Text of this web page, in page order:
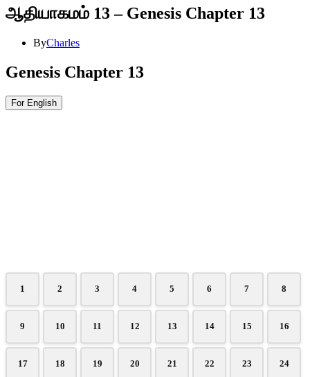
ஆதியாகமம் 13 – Genesis Chapter 13
ByCharles
Genesis Chapter 13
For English
1 2 3 4 5 6 7 8
9 10 11 12 13 14 15 16
17 18 19 20 21 22 23 24